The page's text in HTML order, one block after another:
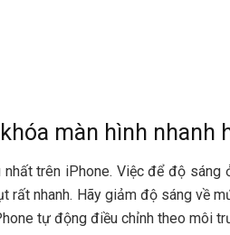
màn hình nhanh
trên iPhone. Việc để độ sáng
rất nhanh. Hãy giảm độ sáng về
tự động điều chỉnh theo môi